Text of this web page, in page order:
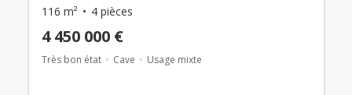
116 m² 4 pièces
4 450 000 €
Très bon état Cave Usage mixte